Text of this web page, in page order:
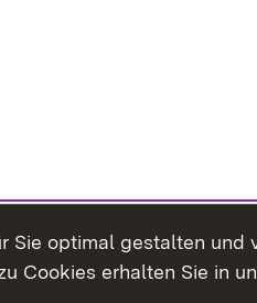
Sie optimal gestalten und
Cookies erhalten Sie in